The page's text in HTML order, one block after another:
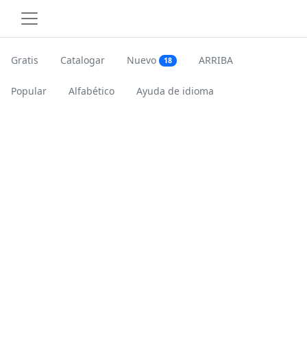
Gratis Catalogar Nuevo 18 ARRIBA
Popular Alfabético Ayuda de idioma